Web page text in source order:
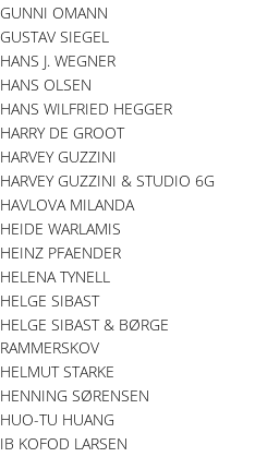
GUNNI OMANN
GUSTAV SIEGEL
HANS J. WEGNER
HANS OLSEN
HANS WILFRIED HEGGER
HARRY DE GROOT
HARVEY GUZZINI
HARVEY GUZZINI & STUDIO 6G
HAVLOVA MILANDA
HEIDE WARLAMIS
HEINZ PFAENDER
HELENA TYNELL
HELGE SIBAST
HELGE SIBAST & BØRGE
RAMMERSKOV
HELMUT STARKE
HENNING SØRENSEN
HUO-TU HUANG
IB KOFOD LARSEN